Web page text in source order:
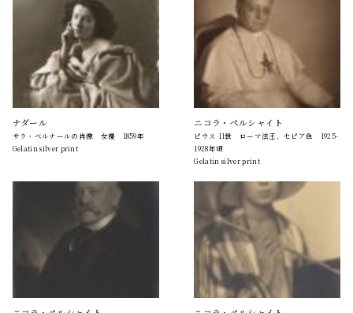
ナダール
サラ・ベルナールの肖像 女優 1859年
Gelatin silver print
ニコラ・ペルシャイト
ピウス 11世 ローマ法王、セピア色 1925-
1928年頃
Gelatin silver print